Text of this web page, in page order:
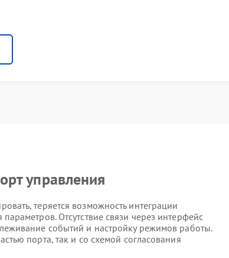
управления
теряется возможность интеграции
Отсутствие связи через интерфейс
событий и настройку режимов работы.
порта, так и со схемой согласования